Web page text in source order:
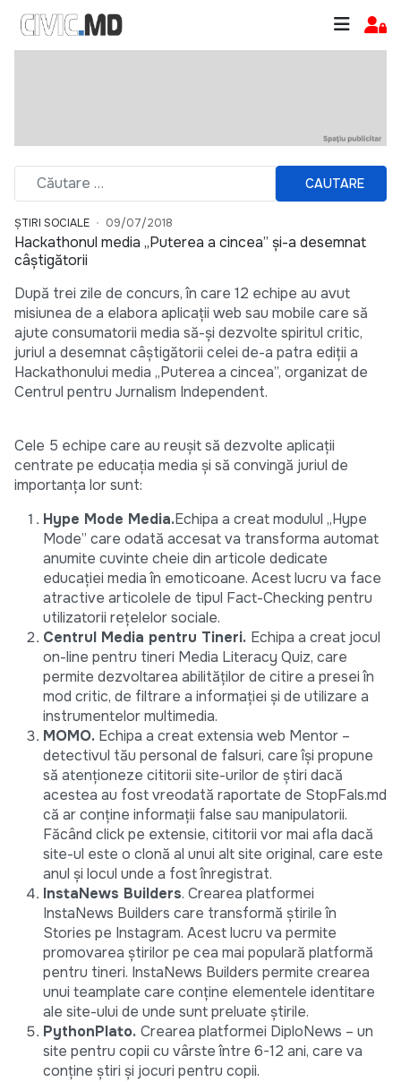
CAUTARE
ȘTIRI SOCIALE 09/07/2018
Hackathonul media „Puterea a cincea” și-a desemnat
câștigătorii
După trei zile de concurs, în care 12 echipe au avut
misiunea de a elabora aplicații web sau mobile care să
ajute consumatorii media să-și dezvolte spiritul critic,
juriul a desemnat câștigătorii celei de-a patra ediții a
Hackathonului media „Puterea a cincea”, organizat de
Centrul pentru Jurnalism Independent.
Cele 5 echipe care au reușit să dezvolte aplicații
centrate pe educația media și să convingă juriul de
importanța lor sunt:
Hype Mode Media.Echipa a creat modulul „Hype
Mode” care odată accesat va transforma automat
anumite cuvinte cheie din articole dedicate
educației media în emoticoane. Acest lucru va face
atractive articolele de tipul Fact-Checking pentru
utilizatorii rețelelor sociale.
Centrul Media pentru Tineri. Echipa a creat jocul
on-line pentru tineri Media Literacy Quiz, care
permite dezvoltarea abilităților de citire a presei în
mod critic, de filtrare a informației și de utilizare a
instrumentelor multimedia.
MOMO. Echipa a creat extensia web Mentor –
detectivul tău personal de falsuri, care își propune
să atenționeze cititorii site-urilor de știri dacă
acestea au fost vreodată raportate de StopFals.md
că ar conține informații false sau manipulatorii.
Făcând click pe extensie, cititorii vor mai afla dacă
site-ul este o clonă al unui alt site original, care este
anul și locul unde a fost înregistrat.
InstaNews Builders. Crearea platformei
InstaNews Builders care transformă știrile în
Stories pe Instagram. Acest lucru va permite
promovarea știrilor pe cea mai populară platformă
pentru tineri. InstaNews Builders permite crearea
unui teamplate care conţine elementele identitare
ale site-ului de unde sunt preluate ştirile.
PythonPlato. Crearea platformei DiploNews – un
site pentru copii cu vârste între 6-12 ani, care va
conține știri și jocuri pentru copii.